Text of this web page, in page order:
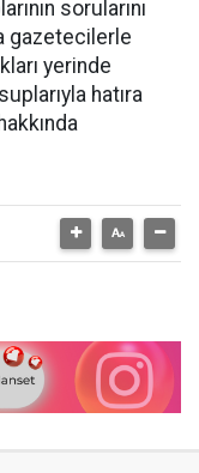
sorularını
gazetecilerle
yerinde
hatıra